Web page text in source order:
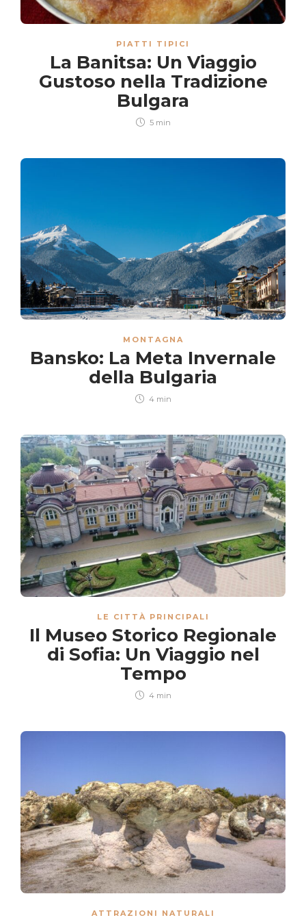
PIATTI TIPICI
La Banitsa: Un Viaggio
Gustoso nella Tradizione
Bulgara
5 min
MONTAGNA
Bansko: La Meta Invernale
della Bulgaria
4 min
LE CITTÀ PRINCIPALI
Il Museo Storico Regionale
di Sofia: Un Viaggio nel
Tempo
4 min
ATTRAZIONI NATURALI